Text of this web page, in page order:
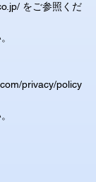
をご参照くだ
privacy/policy